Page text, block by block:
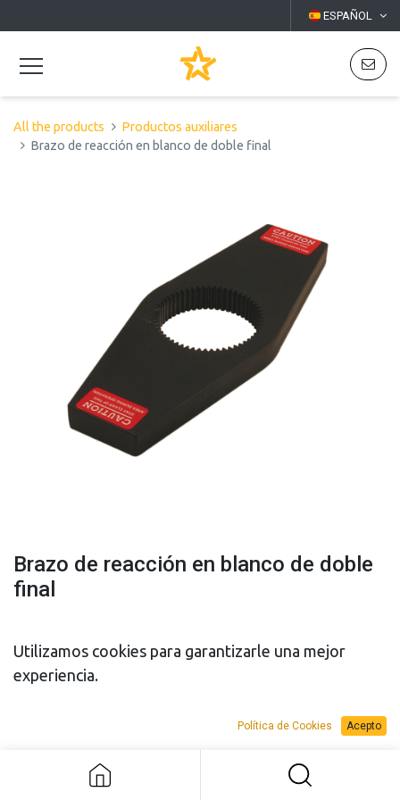
ESPAÑOL
All the products
Productos auxiliares
Brazo de reacción en blanco de doble final
Brazo de reacción en blanco de doble
final
PRESUPUESTO
Brazo de reacción en blanco de
Utilizamos cookies para garantizarle una mejor
experiencia.
Política de Cookies Acepto